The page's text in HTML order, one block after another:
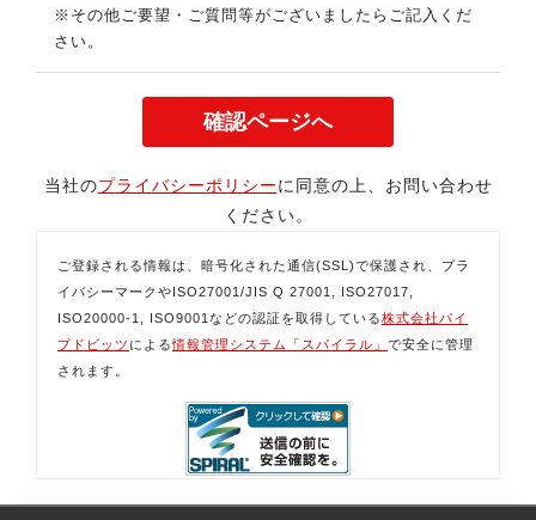
※その他ご要望・ご質問等がございましたらご記入くだ
さい。
当社のプライバシーポリシーに同意の上、お問い合わせ
ください。
ご登録される情報は、暗号化された通信(SSL)で保護され、プラ
イバシーマークやISO27001/JIS Q 27001, ISO27017,
ISO20000-1, ISO9001などの認証を取得している株式会社パイ
プドビッツ による情報管理システム「スパイラル」 で安全に管理
されます。